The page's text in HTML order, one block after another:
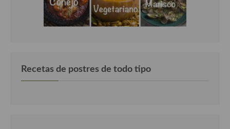
Recetas de postres de todo tipo